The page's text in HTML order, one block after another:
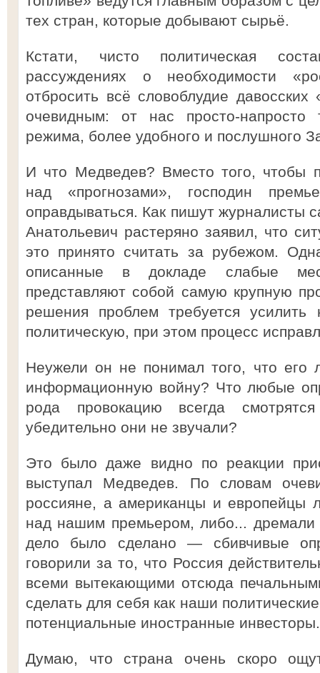
тех стран, которые добывают сырьё.
Кстати, чисто политическая
рассуждениях о необходимости
отбросить всё словоблудие давосских
очевидным: от нас просто-напросто
режима, более удобного и послушного
И что Медведев? Вместо того, чтобы
над «прогнозами», господин
оправдываться. Как пишут журналисты
Анатольевич растеряно заявил, что
это принято считать за рубежом.
описанные в докладе слабые
представляют собой самую крупную
решения проблем требуется
политическую, при этом процесс
Неужели он не понимал того, что его
информационную войну? Что любые
рода провокацию всегда
убедительно они не звучали?
Это было даже видно по реакции
выступал Медведев. По словам
россияне, а американцы и европейцы
над нашим премьером, либо...
дело было сделано — сбивчивые
говорили за то, что Россия
всеми вытекающими отсюда
сделать для себя как наши
потенциальные иностранные инвесторы.
Думаю, что страна очень скоро